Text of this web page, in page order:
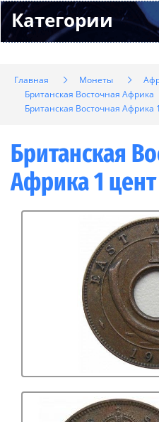
Категории
Главная Монеты
Британская Восточная Африка
Британская Восточная Африка
Британская
Африка 1 цент